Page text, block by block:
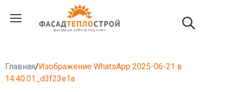
Главная/Изображение WhatsApp 2025-06-21 в
14.40.01_d3f23e1a